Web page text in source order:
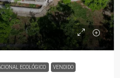
ECOLÓGICO VENDIDO